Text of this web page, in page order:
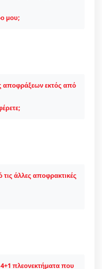
μου;
αποφράξεων εκτός από
άλλες αποφρακτικές
4+1 πλεονεκτήματα που